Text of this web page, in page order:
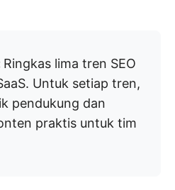
Ringkas lima tren SEO
Untuk setiap tren,
pendukung dan
praktis untuk tim